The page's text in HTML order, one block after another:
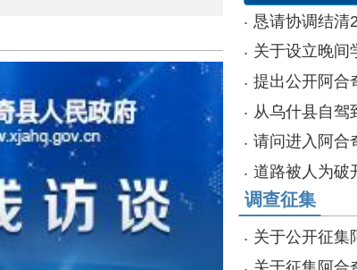
阿合奇县政务服务和数字发展中心在线访谈 [2026-06-26]
阿合奇县商务科技和工业信息化局在线访谈 [2026-05-19]
阿合奇县文化体育广播电视和旅游局在线访谈 [2026-04-08]
[2026-01-05]
[2025-08-11]
关于公开征集阿合奇县公安交管...
关于征集阿合奇县城镇燃气领域...
关于公开征集深化养老服务突出...
阿合奇县医疗保障满意度调查问卷
阿合奇县就业调查问卷
克州文件库